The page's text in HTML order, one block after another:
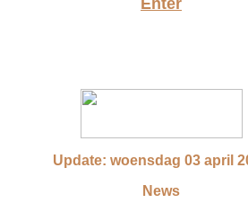
Enter
Update: woensdag 03 april
News